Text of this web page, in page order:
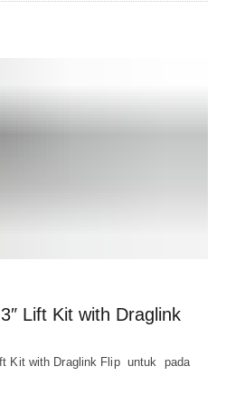
Lift Kit with Draglink
Kit with Draglink Flip untuk pada